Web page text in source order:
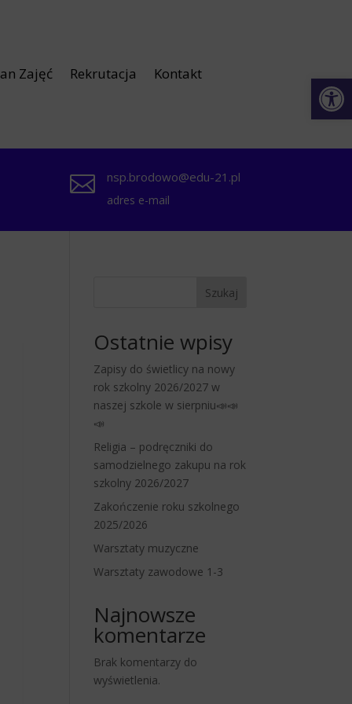
Zajęć Rekrutacja Kontakt
 nsp.brodowo@edu-21.pl
adres e-mail
Szukaj
Ostatnie wpisy
Zapisy do świetlicy na nowy
rok szkolny 2026/2027 w
naszej szkole w sierpniu📣📣
📣
Religia – podręczniki do
samodzielnego zakupu na rok
szkolny 2026/2027
Zakończenie roku szkolnego
2025/2026
Warsztaty muzyczne
Warsztaty zawodowe 1-3
Najnowsze
komentarze
Brak komentarzy do
wyświetlenia.